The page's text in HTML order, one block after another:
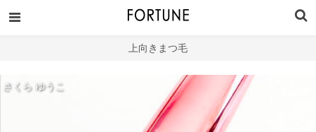
上向きまつ毛
さくら ゆうこ